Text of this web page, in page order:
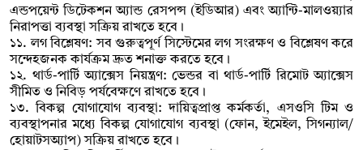
এন্ডপয়েন্ট ডিটেকশন অ্যান্ড রেসপন্স (ইডিআর) এবং অ্যান্টি-মালওয়্যার
নিরাপত্তা ব্যবস্থা সক্রিয় রাখতে হবে।
১১. লগ বিশ্লেষণ: সব গুরুত্বপূর্ণ সিস্টেমের লগ সংরক্ষণ ও বিশ্লেষণ করে
সন্দেহজনক কার্যক্রম দ্রুত শনাক্ত করতে হবে।
১২. থার্ড-পার্টি অ্যাক্সেস নিয়ন্ত্রণ: ভেন্ডর বা থার্ড-পার্টি রিমোট অ্যাক্সেস
সীমিত ও নিবিড় পর্যবেক্ষণে রাখতে হবে।
১৩. বিকল্প যোগাযোগ ব্যবস্থা: দায়িত্বপ্রাপ্ত কর্মকর্তা, এসওসি টিম ও
ব্যবস্থাপনার মধ্যে বিকল্প যোগাযোগ ব্যবস্থা (ফোন, ইমেইল, সিগন্যাল/
হোয়াটসঅ্যাপ) সক্রিয় রাখতে হবে।